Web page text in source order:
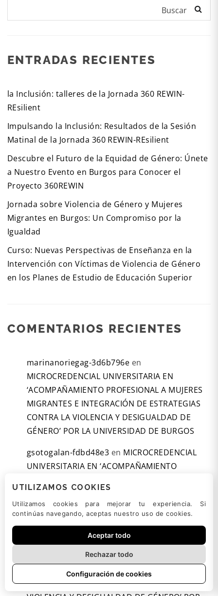
Buscar
ENTRADAS RECIENTES
la Inclusión: talleres de la Jornada 360 REWIN-
REsilient
Impulsando la Inclusión: Resultados de la Sesión
Matinal de la Jornada 360 REWIN-REsilient
Descubre el Futuro de la Equidad de Género: Únete
a Nuestro Evento en Burgos para Conocer el
Proyecto 360REWIN
Jornada sobre Violencia de Género y Mujeres
Migrantes en Burgos: Un Compromiso por la
Igualdad
Curso: Nuevas Perspectivas de Enseñanza en la
Intervención con Víctimas de Violencia de Género
en los Planes de Estudio de Educación Superior
COMENTARIOS RECIENTES
marinanoriegag-3d6b796e en
MICROCREDENCIAL UNIVERSITARIA EN
‘ACOMPAÑAMIENTO PROFESIONAL A MUJERES
MIGRANTES E INTEGRACIÓN DE ESTRATEGIAS
CONTRA LA VIOLENCIA Y DESIGUALDAD DE
GÉNERO’ POR LA UNIVERSIDAD DE BURGOS
gsotogalan-fdbd48e3 en MICROCREDENCIAL
UNIVERSITARIA EN ‘ACOMPAÑAMIENTO
INTEGRACIÓN DE ESTRATEGIAS CONTRA LA
VIOLENCIA Y DESIGUALDAD DE GÉNERO’ POR
LA UNIVERSIDAD DE BURGOS
acl1026-d10faa06enMICROCREDENCIAL
UNIVERSITARIA EN ‘ACOMPAÑAMIENTO
PROFESIONAL A MUJERES MIGRANTES E
INTEGRACIÓN DE ESTRATEGIAS CONTRA LA
UTILIZAMOS COOKIES
Utilizamos cookies para mejorar tu experiencia. Si
continúas navegando, aceptas nuestro uso de cookies.
Aceptar todo
Rechazar todo
Configuración de cookies